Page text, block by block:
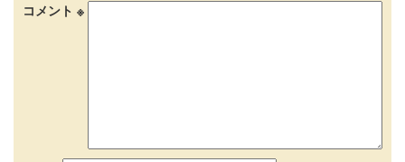
コメント ※